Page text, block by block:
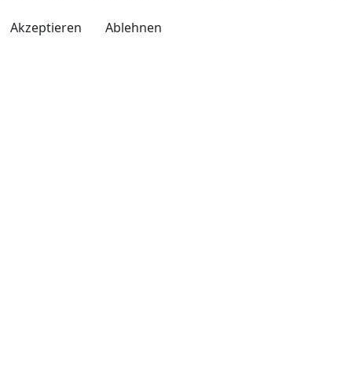
Akzeptieren Ablehnen